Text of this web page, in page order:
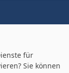
für
Sie können